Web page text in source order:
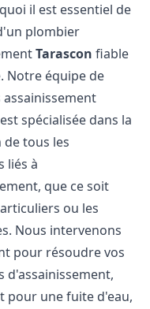
il est essentiel de
plombier
Tarascon fiable
Notre équipe de
est spécialisée dans la
tous les
liés à
que ce soit
ou les
Nous intervenons
pour résoudre vos
d'assainissement,
pour une fuite d'eau,